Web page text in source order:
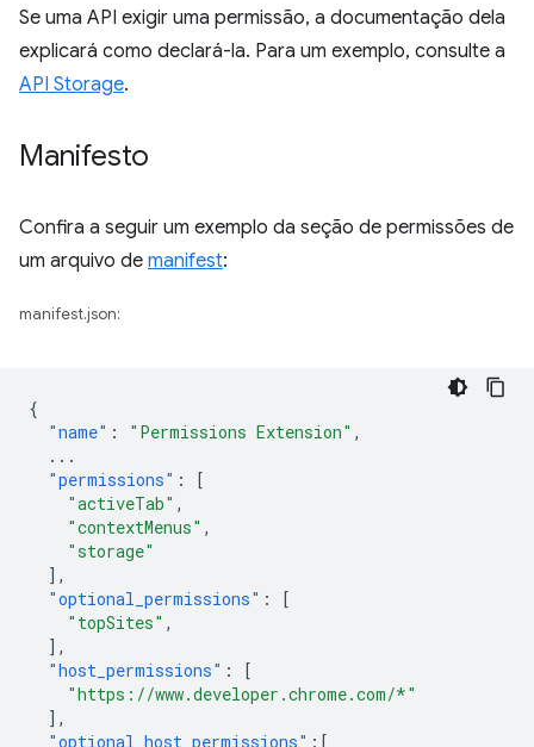
Se uma API exigir uma permissão, a documentação dela
explicará como declará-la. Para um exemplo, consulte a
API Storage.
Manifesto
Confira a seguir um exemplo da seção de permissões de
um arquivo de manifest:
manifest.json:
{
"name" : "Permissions Extension" ,
...
"permissions" :
[
"activeTab" ,
"contextMenus" ,
"storage"
],
"optional_permissions" :
[
"topSites" ,
],
"host_permissions" :
[
"https://www.developer.chrome.com/*"
],
"optional_host_permissions" :[